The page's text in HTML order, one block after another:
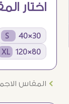
اختار
30×40 S
80×120 XL
Ö المقاس